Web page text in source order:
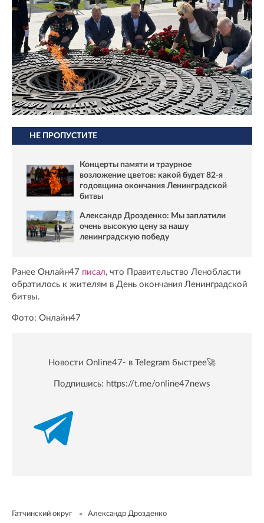
НЕ ПРОПУСТИТЕ
Концерты памяти и траурное
возложение цветов: какой будет 82-я
годовщина окончания Ленинградской
битвы
Александр Дрозденко: Мы заплатили
очень высокую цену за нашу
ленинградскую победу
Ранее Онлайн47 писал, что Правительство Ленобласти
обратилось к жителям в День окончания Ленинградской
битвы.
Фото: Онлайн47
Новости Online47- в Telegram быстрее🚀
Подпишись: https://t.me/online47news
Гатчинский округ Александр Дрозденко